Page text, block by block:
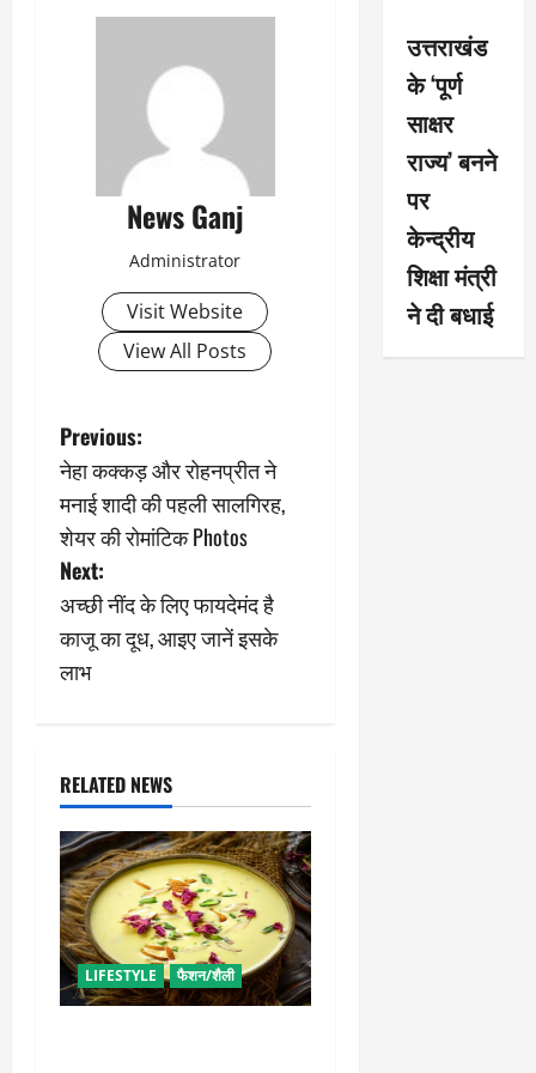
News Ganj
Administrator
Visit Website
View All Posts
P
o
s
t
n
a
i
g
a
t
i
Previous:
नेहा कक्कड़ और रोहनप्रीत ने
मनाई शादी की पहली सालगिरह,
शेयर की रोमांटिक Photos
Next:
अच्छी नींद के लिए फायदेमंद है
काजू का दूध, आइए जानें इसके
लाभ
RELATED NEWS
LIFESTYLE फैशन/शैली
उत्तराखंड
के ‘पूर्ण
साक्षर
राज्य’ बनने
पर
केन्द्रीय
शिक्षा मंत्री
ने दी बधाई